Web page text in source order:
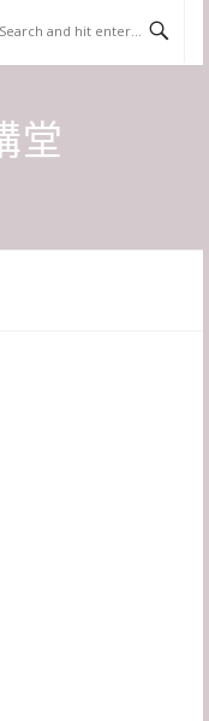
堂